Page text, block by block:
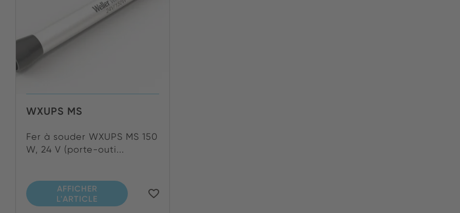
WXUPS MS
Fer à souder WXUPS MS 150
W, 24 V (porte-outi...
AFFICHER
L'ARTICLE